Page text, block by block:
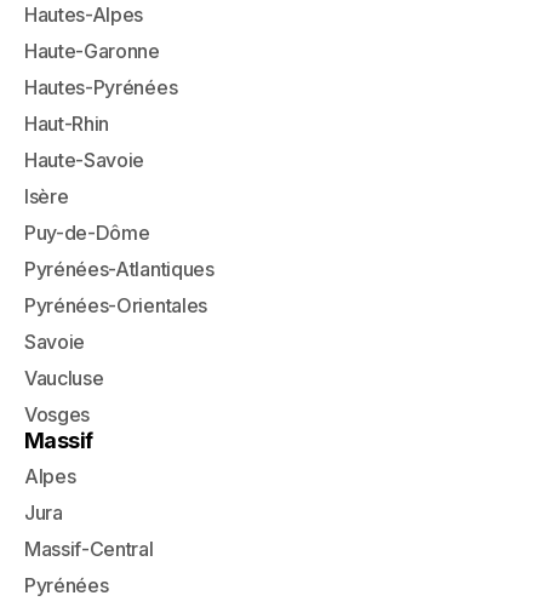
Hautes-Alpes
Haute-Garonne
Hautes-Pyrénées
Haut-Rhin
Haute-Savoie
Isère
Puy-de-Dôme
Pyrénées-Atlantiques
Pyrénées-Orientales
Savoie
Vaucluse
Vosges
Massif
Alpes
Jura
Massif-Central
Pyrénées